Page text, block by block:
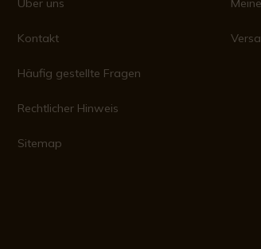
Über uns
Kontakt
Häufig gestellte Fragen
Rechtlicher Hinweis
Sitemap